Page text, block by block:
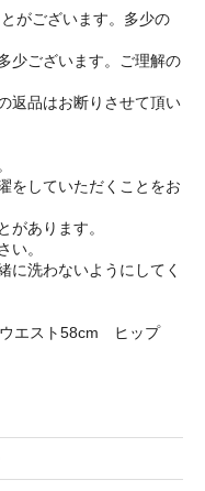
がございます。多少の
少ございます。ご理解の
返品はお断りさせて頂い
をしていただくことをお
あります。
い。
洗わないようにしてく
エスト58cm ヒップ